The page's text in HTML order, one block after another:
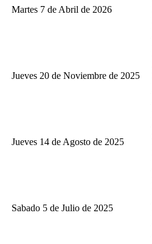
Martes 7 de Abril de 2026
Jueves 20 de Noviembre de 2025
Jueves 14 de Agosto de 2025
Sabado 5 de Julio de 2025